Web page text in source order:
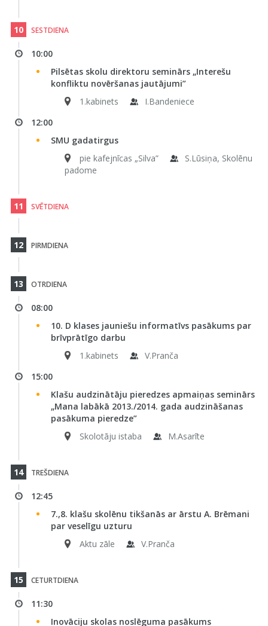
10 SESTDIENA
10:00
Pilsētas skolu direktoru seminārs „Interešu
konfliktu novēršanas jautājumi”
1.kabinets
I.Bandeniece
12:00
SMU gadatirgus
pie kafejnīcas „Silva”
S.Lūsiņa, Skolēnu
padome
11 SVĒTDIENA
12 PIRMDIENA
13 OTRDIENA
08:00
10. D klases jauniešu informatīvs pasākums par
brīvprātīgo darbu
1.kabinets
V.Pranča
15:00
Klašu audzinātāju pieredzes apmaiņas seminārs
„Mana labākā 2013./2014. gada audzināšanas
pasākuma pieredze”
Skolotāju istaba
M.Asarīte
14 TREŠDIENA
12:45
7.,8. klašu skolēnu tikšanās ar ārstu A. Brēmani
par veselīgu uzturu
Aktu zāle
V.Pranča
15 CETURTDIENA
11:30
Inovāciju skolas noslēguma pasākums